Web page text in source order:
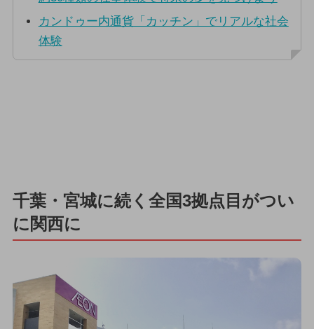
カンドゥー内通貨「カッチン」でリアルな社会
体験
千葉・宮城に続く全国3拠点目がつい
に関西に